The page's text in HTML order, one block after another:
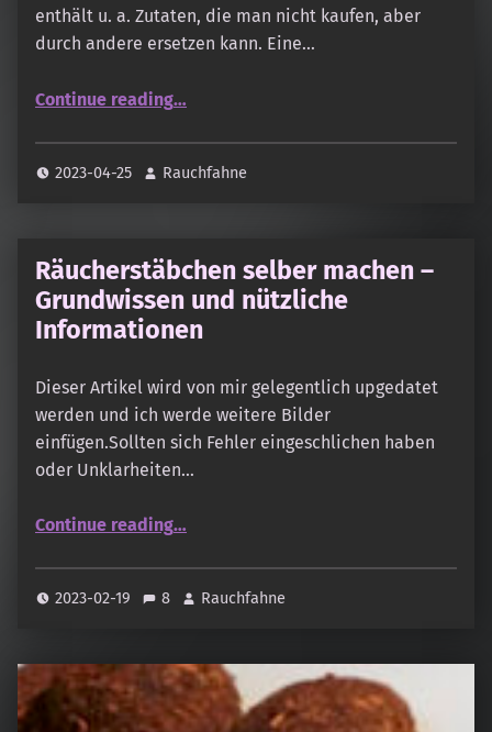
enthält u. a. Zutaten, die man nicht kaufen, aber
durch andere ersetzen kann. Eine…
Continue reading…
2023-04-25 Rauchfahne
Räucherstäbchen selber machen –
Grundwissen und nützliche
Informationen
Dieser Artikel wird von mir gelegentlich upgedatet
werden und ich werde weitere Bilder
einfügen.Sollten sich Fehler eingeschlichen haben
oder Unklarheiten…
Continue reading“Räucherstäbchen selber machen – Grundwissen und nützliche Informationen”
…
2023-02-19 8 Rauchfahne